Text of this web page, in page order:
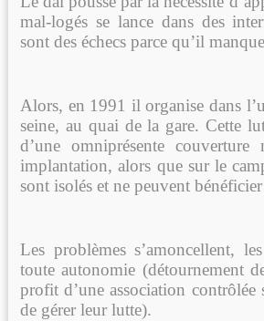
mal-logés se lance dans des
sont des échecs parce qu’il
Alors, en 1991 il organise dans
seine, au quai de la gare. Cette
d’une omniprésente
implantation, alors que sur le
sont isolés et ne peuvent
Les problèmes s’amoncellent,
toute autonomie (détournement
profit d’une association contrôlée
de gérer leur lutte).